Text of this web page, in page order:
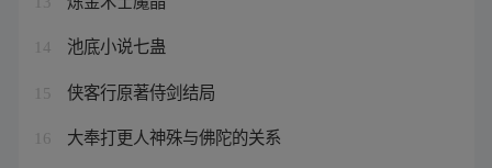
14 池底小说七蛊
15 侠客行原著侍剑结局
16 大奉打更人神殊与佛陀的关系